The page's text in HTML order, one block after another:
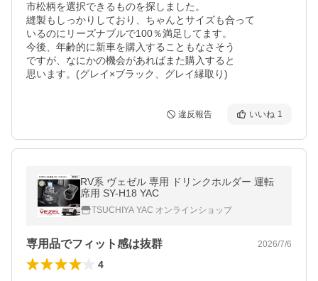
市松柄を選択できるものを探しました。
縫製もしっかりしており、ちゃんとサイズも合って
いるのにリーズナブルで100％満足してます。
今後、年齢的に新車を購入することもなさそう
ですが、なにかの機会があればまた購入すると
思います。(グレイ×ブラック、グレイ縁取り)
違反報告 いいね 1
RV系 ヴェゼル 専用 ドリンクホルダー 運転
席用 SY-H18 YAC
TSUCHIYA YAC オンラインショップ
専用品でフィット感は抜群 2026/7/6
4